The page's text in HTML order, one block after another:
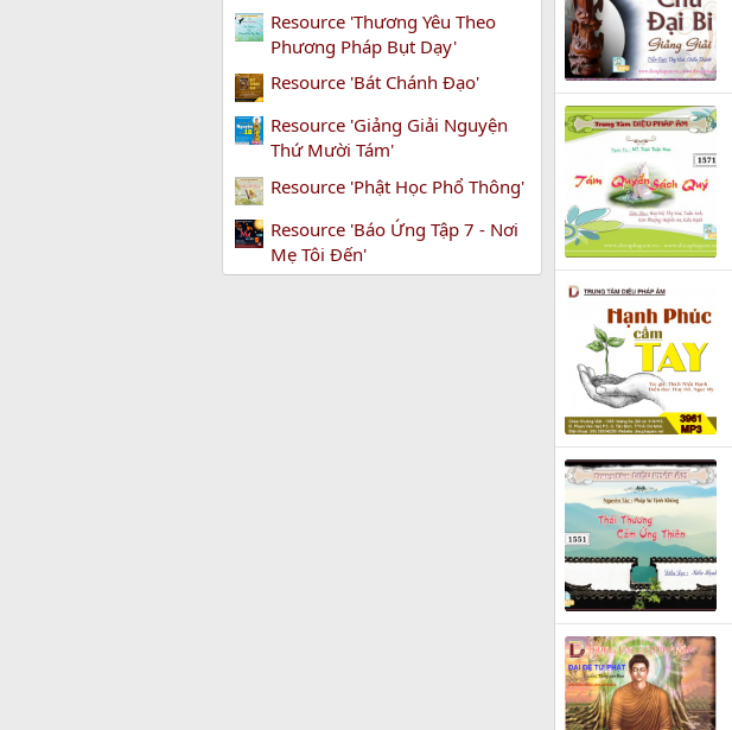
Resource 'Thương Yêu Theo
Phương Pháp Bụt Dạy'
Resource 'Bát Chánh Đạo'
Resource 'Giảng Giải Nguyện
Thứ Mười Tám'
Resource 'Phật Học Phổ Thông'
Resource 'Báo Ứng Tập 7 - Nơi
Mẹ Tôi Đến'